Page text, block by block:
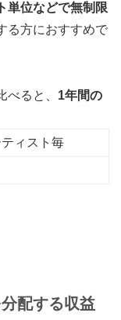
単位などで無制限
る方におすすめで
ると、 1年間の
ィスト毎
配する収益